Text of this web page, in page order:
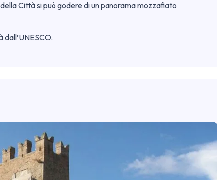
Città si può godere di un panorama mozzafiato